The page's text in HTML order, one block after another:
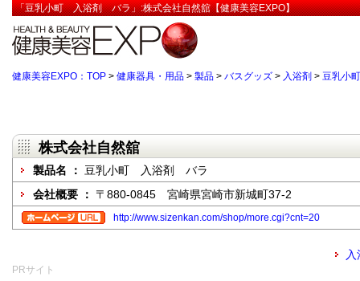
「豆乳小町 入浴剤 バラ」:株式会社自然舘【健康美容EXPO】
健康美容EXPO：TOP > 健康器具・用品 > 製品 > バスグッズ > 入浴剤 > 豆乳小
株式会社自然舘
製品名 ： 豆乳小町 入浴剤 バラ
会社概要 ： 〒880-0845 宮崎県宮崎市新城町37-2
http://www.sizenkan.com/shop/more.cgi?cnt=20
PRサイト